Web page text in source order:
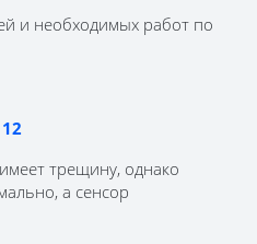
и необходимых работ по
трещину, однако
а сенсор